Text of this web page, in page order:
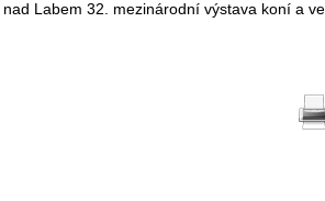
Labem 32. mezinárodní výstava koní a